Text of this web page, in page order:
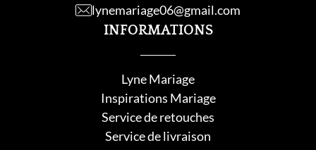
lynemariage06@gmail.com
INFORMATIONS
Lyne Mariage
Inspirations Mariage
Service de retouches
Service de livraison